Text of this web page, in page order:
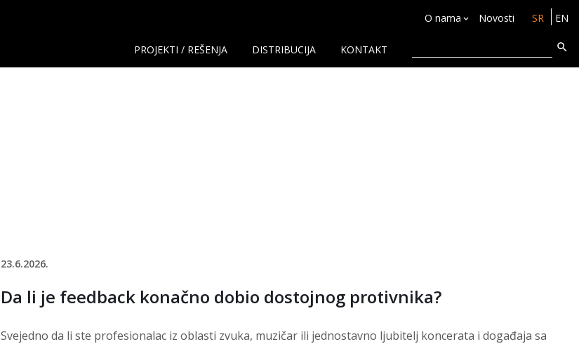
O nama Novosti SR EN
PROJEKTI / REŠENJA DISTRIBUCIJA KONTAKT
23.6.2026.
Da li je feedback konačno dobio dostojnog protivnika?
Svejedno da li ste profesionalac iz oblasti zvuka, muzičar ili jednostavno ljubitelj koncerata i događaja sa